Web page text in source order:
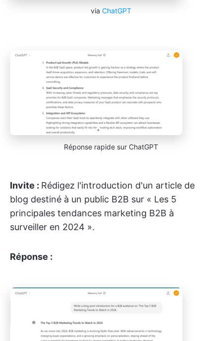
via ChatGPT
Réponse rapide sur ChatGPT
Invite : Rédigez l'introduction d'un article de
blog destiné à un public B2B sur « Les 5
principales tendances marketing B2B à
surveiller en 2024 ».
Réponse :